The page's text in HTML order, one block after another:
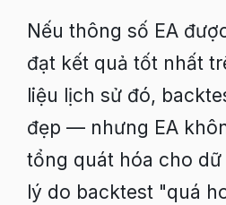
Nếu thông số EA
đạt kết quả tốt nhất
liệu lịch sử đó,
đẹp — nhưng EA
tổng quát hóa cho
lý do backtest "quá